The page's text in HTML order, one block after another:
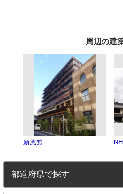
周辺の建
新風館
都道府県で探す